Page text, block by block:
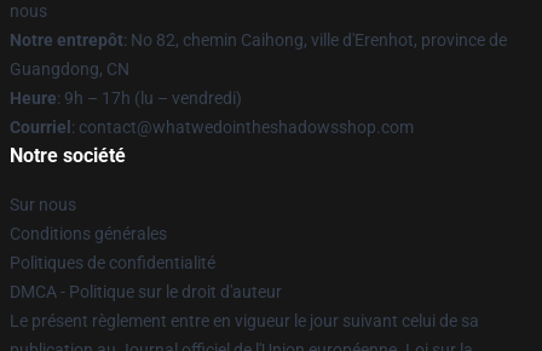
nous
Notre entrepôt: No 82, chemin Caihong, ville d'Erenhot, province de
Guangdong, CN
Heure: 9h – 17h (lu – vendredi)
Courriel : contact@whatwedointheshadowsshop.com
Notre société
Sur nous
Conditions générales
Politiques de confidentialité
DMCA - Politique sur le droit d'auteur
Le présent règlement entre en vigueur le jour suivant celui de sa